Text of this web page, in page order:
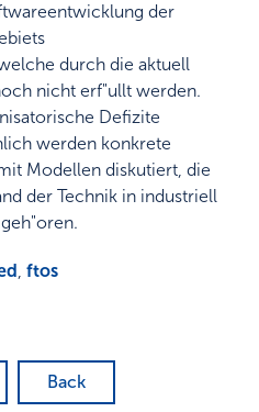
der
durch die aktuell
nicht erf"ullt werden.
Defizite
werden konkrete
Modellen diskutiert, die
der Technik in industriell
,ftos
Back